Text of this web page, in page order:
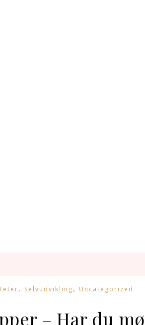
, Selvudvikling, Uncategorized
– Har du